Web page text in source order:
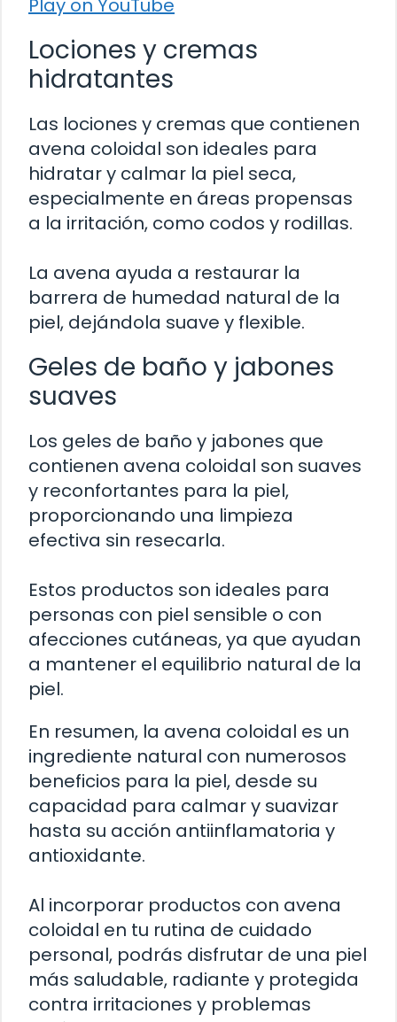
Lociones y cremas
hidratantes
Las lociones y cremas que contienen
avena coloidal son ideales para
hidratar y calmar la piel seca,
especialmente en áreas propensas
a la irritación, como codos y rodillas.
La avena ayuda a restaurar la
barrera de humedad natural de la
piel, dejándola suave y flexible.
Geles de baño y jabones
suaves
Los geles de baño y jabones que
contienen avena coloidal son suaves
y reconfortantes para la piel,
proporcionando una limpieza
efectiva sin resecarla.
Estos productos son ideales para
personas con piel sensible o con
afecciones cutáneas, ya que ayudan
a mantener el equilibrio natural de la
piel.
En resumen, la avena coloidal es un
ingrediente natural con numerosos
beneficios para la piel, desde su
capacidad para calmar y suavizar
hasta su acción antiinflamatoria y
antioxidante.
Al incorporar productos con avena
coloidal en tu rutina de cuidado
personal, podrás disfrutar de una piel
más saludable, radiante y protegida
contra irritaciones y problemas